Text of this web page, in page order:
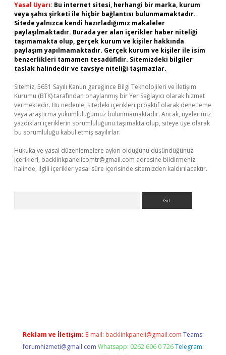
Yasal Uyarı: Bu internet sitesi, herhangi bir marka, kurum
veya şahıs şirketi ile hiçbir bağlantısı bulunmamaktadır.
Sitede yalnızca kendi hazırladığımız makaleler
paylaşılmaktadır. Burada yer alan içerikler haber niteliği
taşımamakta olup, gerçek kurum ve kişiler hakkında
paylaşım yapılmamaktadır. Gerçek kurum ve kişiler ile isim
benzerlikleri tamamen tesadüfidir. Sitemizdeki bilgiler
taslak halindedir ve tavsiye niteliği taşımazlar.
Sitemiz, 5651 Sayılı Kanun gereğince Bilgi Teknolojileri ve İletişim
Kurumu (BTK) tarafından onaylanmış bir Yer Sağlayıcı olarak hizmet
vermektedir. Bu nedenle, sitedeki içerikleri proaktif olarak denetleme
veya araştırma yükümlülüğümüz bulunmamaktadır. Ancak, üyelerimiz
yazdıkları içeriklerin sorumluluğunu taşımakta olup, siteye üye olarak
bu sorumluluğu kabul etmiş sayılırlar.
Hukuka ve yasal düzenlemelere aykırı olduğunu düşündüğünüz
içerikleri, backlinkpanelicomtr@gmail.com adresine bildirmeniz
halinde, ilgili içerikler yasal süre içerisinde sitemizden kaldırılacaktır.
Reklam ve İletişim: E-mail: backlinkpaneli@gmail.com Teams:
forumhizmeti@gmail.com Whatsapp: 0262 606 0 726 Telegram: